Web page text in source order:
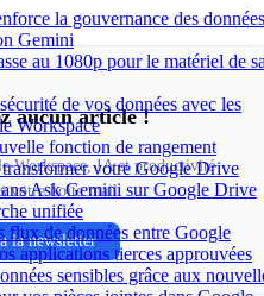
la gouvernance des données
Gemini
au 1080p pour le matériel de
de vos données avec les
Workspace
fonction de rangement
votre Google Drive
Ask Gemini sur Google Drive
unifiée
flux de données entre Google
applications tierces approuvées
sensibles grâce aux
aucun article !
Workspace, IA et productivité
votre boîte mail.
la newsletter